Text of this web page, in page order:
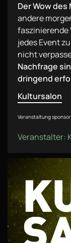
Der Wow
andere
faszinierende
jedes Event
nicht
Nachfrage
dringend
Kultursalon
Veranstaltung
Veranstalter: